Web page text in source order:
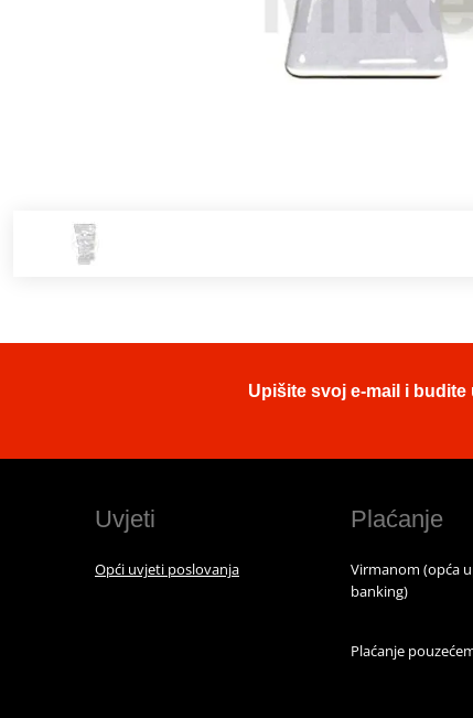
Upišite svoj e-mail i
Uvjeti
Opći uvjeti poslovanja
Plaćanje
Virmanom (opća
banking)
Plaćanje